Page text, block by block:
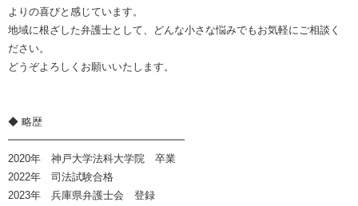
よりの喜びと感じています。
地域に根ざした弁護士として、どんな小さな悩みでもお気軽にご相談く
ださい。
どうぞよろしくお願いいたします。
◆ 略歴
━━━━━━━━━━━━━━━━━
2020年 神戸大学法科大学院 卒業
2022年 司法試験合格
2023年 兵庫県弁護士会 登録